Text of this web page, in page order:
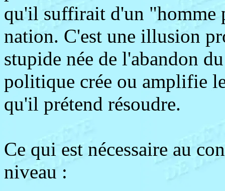
qu'il suffirait d'un "homme
nation. C'est une illusion
stupide née de l'abandon
politique crée ou amplifie
qu'il prétend résoudre.
Ce qui est nécessaire au
niveau :